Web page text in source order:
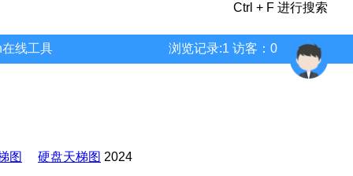
Ctrl + F 进行搜索
线工具 浏览记录:1 访客：0
图 硬盘天梯图 2024